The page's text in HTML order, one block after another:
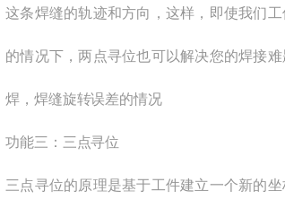
这条焊缝的轨迹和方向，这样，即使我们
的情况下，两点寻位也可以解决您的焊接
焊，焊缝旋转误差的情况
功能三：三点寻位
三点寻位的原理是基于工件建立一个新的